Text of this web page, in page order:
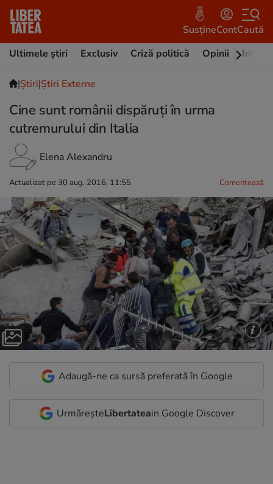
SusțineContCaută
Ultimele știri
Exclusiv Criză politică Opinii
|Ştiri|Știri Externe
Cine sunt românii dispăruți în urma
cutremurului din Italia
Elena Alexandru
Actualizat pe 30 aug. 2016, 11:55 Comentează
Adaugă-ne ca sursă preferată în Google
UrmăreșteLibertateain Google Discover